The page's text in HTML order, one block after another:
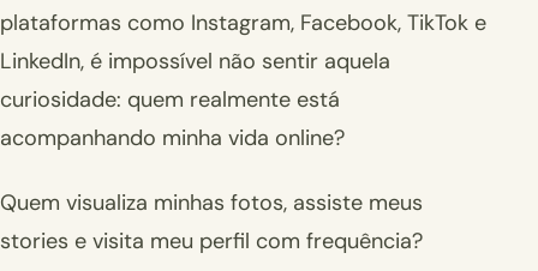
plataformas como Instagram, Facebook, TikTok e
LinkedIn, é impossível não sentir aquela
curiosidade: quem realmente está
acompanhando minha vida online?
Quem visualiza minhas fotos, assiste meus
stories e visita meu perfil com frequência?